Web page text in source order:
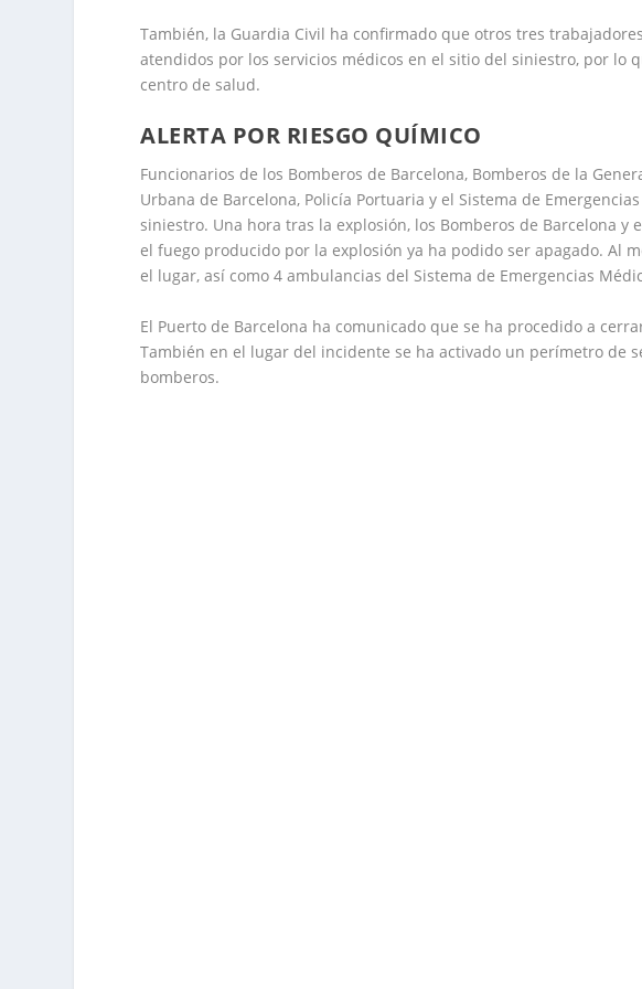
También, la Guardia Civil ha confirmado que otros tres
atendidos por los servicios médicos en el sitio del siniestro, por lo
centro de salud.
ALERTA POR RIESGO QUÍMICO
Funcionarios de los Bomberos de Barcelona, Bomberos de la
Urbana de Barcelona, Policía Portuaria y el Sistema de
siniestro. Una hora tras la explosión, los Bomberos de Barcelona
el fuego producido por la explosión ya ha podido ser apagado. Al
el lugar, así como 4 ambulancias del Sistema de Emergencias
El Puerto de Barcelona ha comunicado que se ha procedido a
También en el lugar del incidente se ha activado un perímetro de
bomberos.